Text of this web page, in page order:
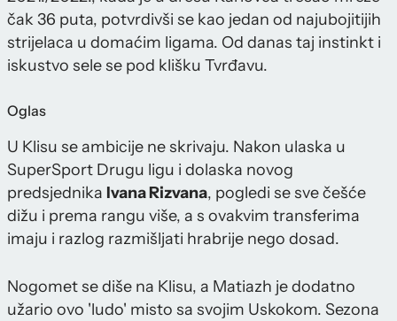
čak 36 puta, potvrdivši se kao jedan od najubojitijih
strijelaca u domaćim ligama. Od danas taj instinkt i
iskustvo sele se pod klišku Tvrđavu.
Oglas
U Klisu se ambicije ne skrivaju. Nakon ulaska u
SuperSport Drugu ligu i dolaska novog
predsjednika Ivana Rizvana, pogledi se sve češće
dižu i prema rangu više, a s ovakvim transferima
imaju i razlog razmišljati hrabrije nego dosad.
Nogomet se diše na Klisu, a Matiazh je dodatno
užario ovo 'ludo' misto sa svojim Uskokom. Sezona